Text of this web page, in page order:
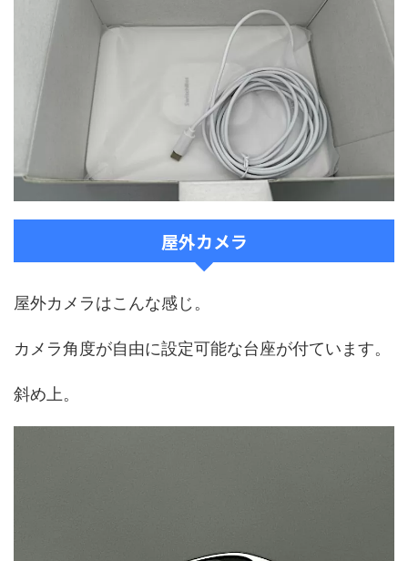
屋外カメラ
屋外カメラはこんな感じ。
カメラ角度が自由に設定可能な台座が付ています。
斜め上。